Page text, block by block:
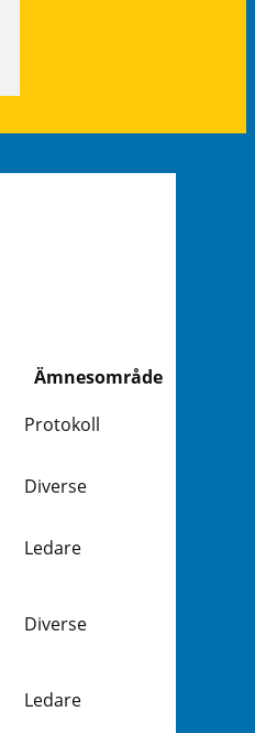
Ämnesområde
Protokoll
Diverse
Ledare
Diverse
Ledare